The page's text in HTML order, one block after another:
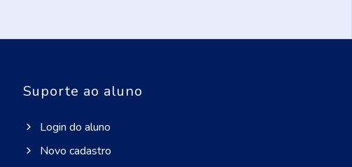
Suporte ao aluno
Login do aluno
Novo cadastro